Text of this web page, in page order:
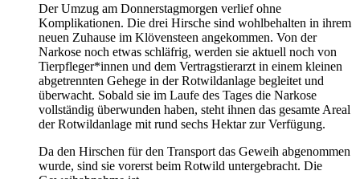
Der Umzug am Donnerstagmorgen verlief ohne
Komplikationen. Die drei Hirsche sind wohlbehalten in ihrem
neuen Zuhause im Klövensteen angekommen. Von der
Narkose noch etwas schläfrig, werden sie aktuell noch von
Tierpfleger*innen und dem Vertragstierarzt in einem kleinen
abgetrennten Gehege in der Rotwildanlage begleitet und
überwacht. Sobald sie im Laufe des Tages die Narkose
vollständig überwunden haben, steht ihnen das gesamte Areal
der Rotwildanlage mit rund sechs Hektar zur Verfügung.
Da den Hirschen für den Transport das Geweih abgenommen
wurde, sind sie vorerst beim Rotwild untergebracht. Die